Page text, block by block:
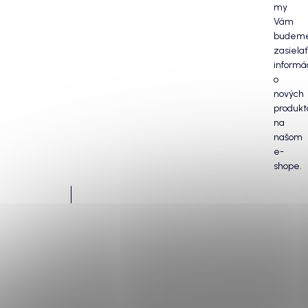
my
Vám
zasielať
o
nových
na
našom
e-
shope.